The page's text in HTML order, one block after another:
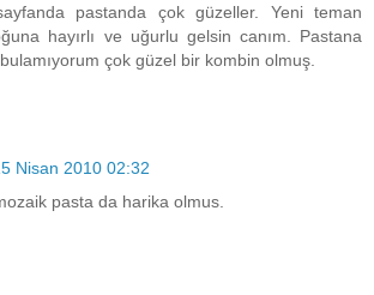
pastanda çok güzeller. Yeni teman
hayırlı ve uğurlu gelsin canım. Pastana
çok güzel bir kombin olmuş.
Nisan 2010 02:32
pasta da harika olmus.